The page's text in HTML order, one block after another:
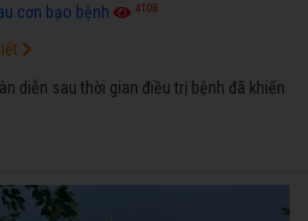
cơn bạo bệnh 4108
diễn sau thời gian điều trị bệnh đã khiến